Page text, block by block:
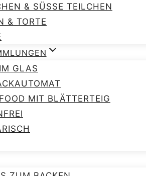
& SÜSSE TEILCHEN
& TORTE
GLAS
MIT BLÄTTERTEIG